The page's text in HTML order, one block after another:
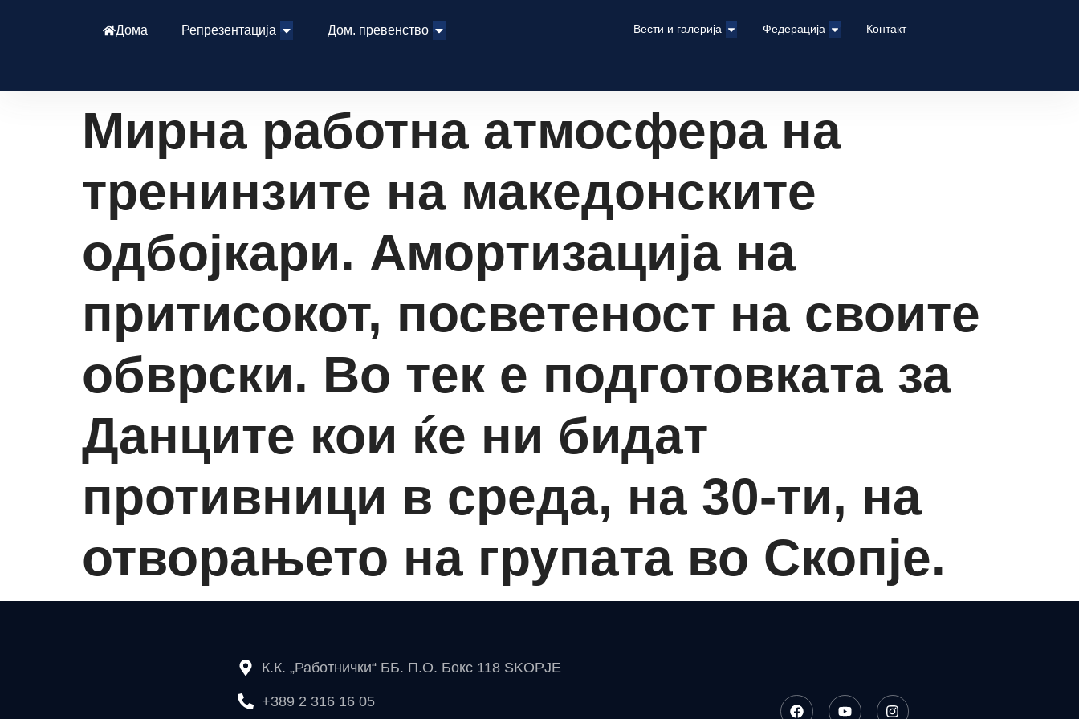
Дома Репрезентација Дом. превенство Вести и галерија Федерација Контакт
Мирна работна атмосфера на
тренинзите на македонските
одбојкари. Амортизација на
притисокот, посветеност на своите
обврски. Во тек е подготовката за
Данците кои ќе ни бидат
противници в среда, на 30-ти, на
отворањето на групата во Скопје.
К.К. „Работнички“ ББ. П.О. Бокс 118 SKOPJE
+389 2 316 16 05